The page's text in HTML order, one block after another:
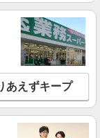
あえずキープ